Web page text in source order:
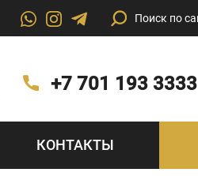
+7 701 193 3333
КОНТАКТЫ